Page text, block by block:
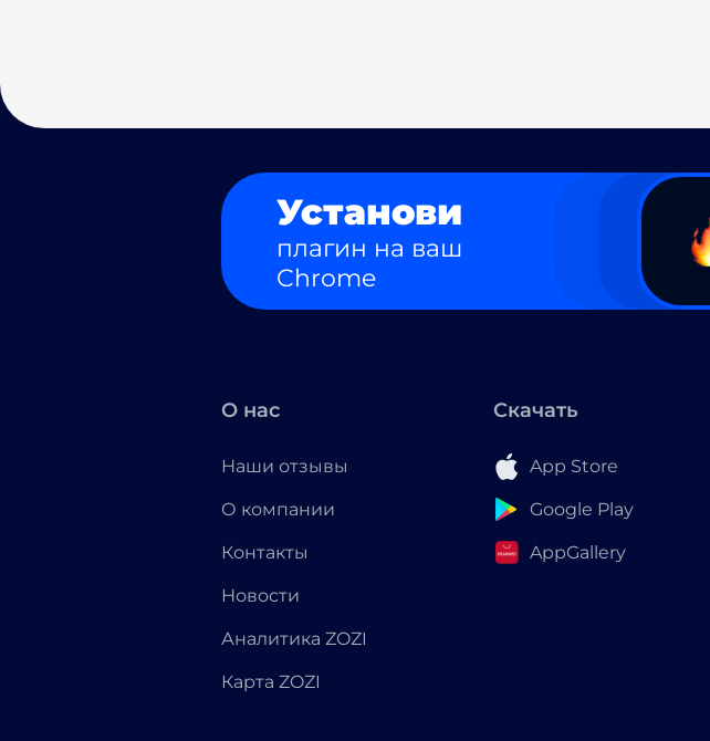
Установи
плагин на ваш
Chrome
О нас
Наши отзывы
О компании
Контакты
Новости
Аналитика ZOZI
Карта ZOZI
Скачать
App Store
Google Play
AppGallery